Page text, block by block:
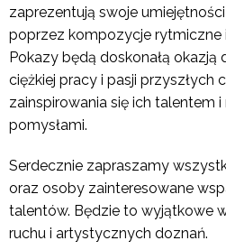
zaprezentują swoje
poprzez kompozycje rytmiczne
Pokazy będą doskonałą
ciężkiej pracy i pasji przyszłych
zainspirowania się ich talentem
pomysłami.
Serdecznie zapraszamy
oraz osoby zainteresowane
talentów. Będzie to wyjątkowe
ruchu i artystycznych doznań.